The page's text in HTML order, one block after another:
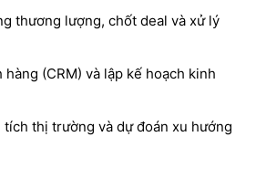
thương lượng, chốt deal và xử lý
(CRM) và lập kế hoạch kinh
tích thị trường và dự đoán xu hướng